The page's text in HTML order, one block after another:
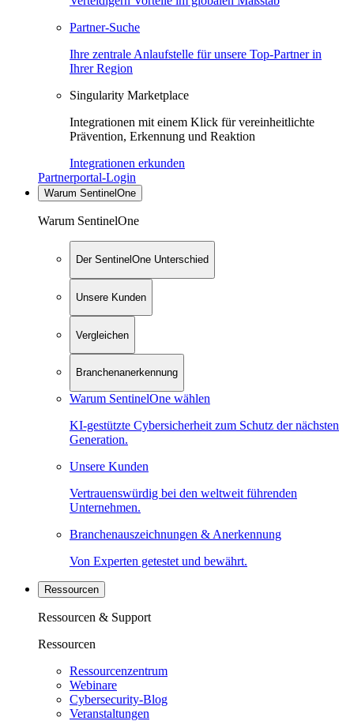
Partner-Suche
Ihre zentrale Anlaufstelle für unsere Top-Partner in
Ihrer Region
Singularity Marketplace
Integrationen mit einem Klick für vereinheitlichte
Prävention, Erkennung und Reaktion
Integrationen erkunden
Partnerportal-Login
Warum SentinelOne
Warum SentinelOne
Der SentinelOne Unterschied
Unsere Kunden
Vergleichen
Branchenanerkennung
Warum SentinelOne wählen
KI-gestützte Cybersicherheit zum Schutz der nächsten
Generation.
Unsere Kunden
Vertrauenswürdig bei den weltweit führenden
Unternehmen.
Branchenauszeichnungen & Anerkennung
Von Experten getestet und bewährt.
Ressourcen
Ressourcen & Support
Ressourcen
Ressourcenzentrum
Webinare
Cybersecurity-Blog
Veranstaltungen